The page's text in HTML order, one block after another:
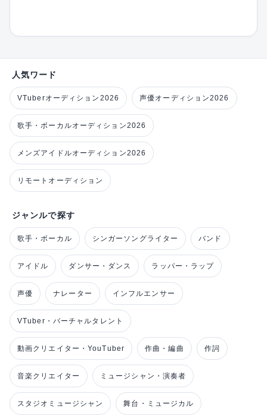
人気ワード
VTuberオーディション2026 声優オーディション2026
歌手・ボーカルオーディション2026
メンズアイドルオーディション2026
リモートオーディション
ジャンルで探す
歌手・ボーカル シンガーソングライター バンド
アイドル ダンサー・ダンス ラッパー・ラップ
声優 ナレーター インフルエンサー
VTuber・バーチャルタレント
動画クリエイター・YouTuber 作曲・編曲 作詞
音楽クリエイター ミュージシャン・演奏者
スタジオミュージシャン 舞台・ミュージカル